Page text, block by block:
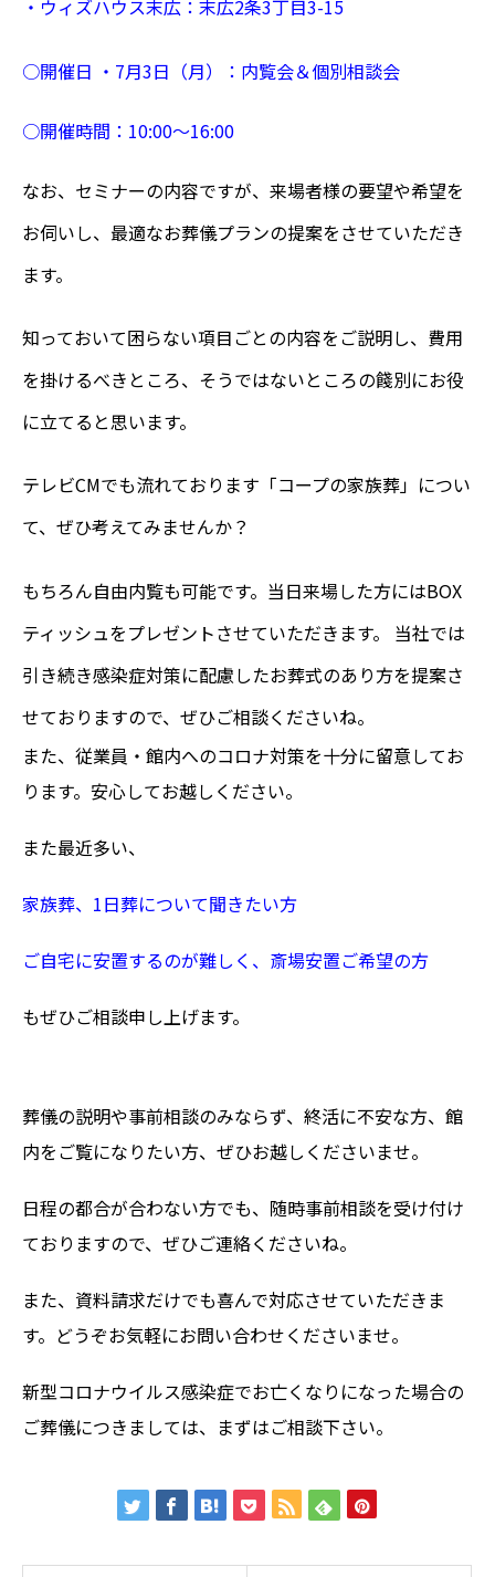
・ ウィズハウス末広：末広2条3丁目3-15
○開催日 ・7月3日（月）：内覧会＆個別相談会
○開催時間： 10:00〜16:00
なお、セミナーの内容ですが、来場者様の要望や希望を
お伺いし、最適なお葬儀プランの提案をさせていただき
ます。
知っておいて困らない項目ごとの内容をご説明し、費用
を掛けるべきところ、そうではないところの餞別にお役
に立てると思います。
テレビCMでも流れております「コープの家族葬」につい
て、ぜひ考えてみませんか？
もちろん自由内覧も可能です。当日来場した方にはBOX
ティッシュをプレゼントさせていただきます。 当社では
引き続き感染症対策に配慮したお葬式のあり方を提案さ
せておりますので、ぜひご相談くださいね。
また、従業員・館内へのコロナ対策を十分に留意してお
ります。安心してお越しください。
また最近多い、
家族葬、 1日葬について聞きたい方
ご自宅に安置するのが難しく、斎場安置ご希望の方
もぜひご相談申し上げます。
葬儀の説明や事前相談のみならず、終活に不安な方、館
内をご覧になりたい方、ぜひお越しくださいませ。
日程の都合が合わない方でも、随時事前相談を受け付け
ておりますので、ぜひご連絡くださいね。
また、資料請求だけでも喜んで対応させていただきま
す。どうぞお気軽にお問い合わせくださいませ。
新型コロナウイルス感染症でお亡くなりになった場合の
ご葬儀につきましては、まずはご相談下さい。